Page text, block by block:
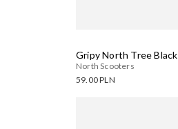
Gripy North Tree Black
North Scooters
59.00 PLN